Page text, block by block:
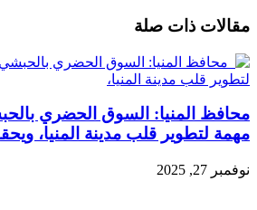
البريد
مقالات ذات صلة
محافظ المنيا: السوق الحضري
مهمة لتطوير قلب مدينة المنيا،
نوفمبر 27, 2025